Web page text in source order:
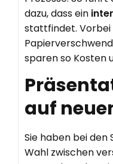
dazu, dass ein
stattfindet. Vorbei
sparen so Kosten
auf
Sie haben bei den
Wahl zwischen